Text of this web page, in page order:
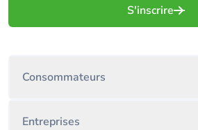
S'inscrire
Consommateurs
Entreprises